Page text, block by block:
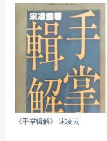
《手掌辑解》 宋凌云